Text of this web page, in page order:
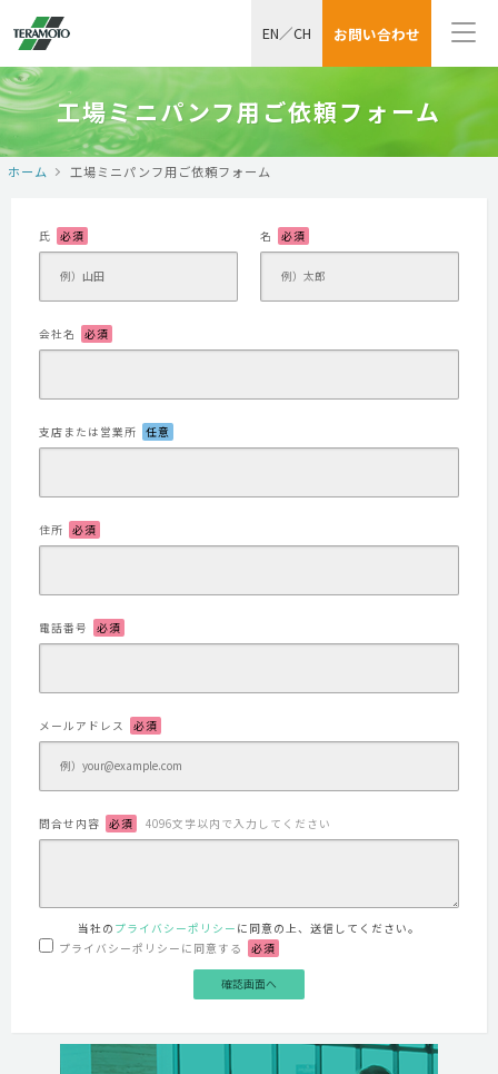
お問い合わせ
EN／CH
工場ミニパンフ用ご依頼フォーム
ホーム 工場ミニパンフ用ご依頼フォーム
氏 必須 名 必須
会社名 必須
支店または営業所 任意
住所 必須
電話番号 必須
メールアドレス 必須
問合せ内容 必須 4096文字以内で入力してください
当社の プライバシーポリシー に同意の上、送信してください。
プライバシーポリシーに同意する
必須